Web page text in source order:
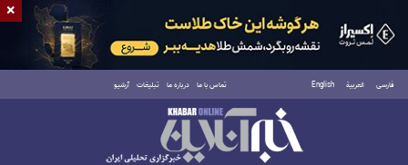
فارسی العربية English تماس با ما درباره ما تبلیغات آرشیو
شنبه ۱۷ مرداد ۱۴۰۵
×